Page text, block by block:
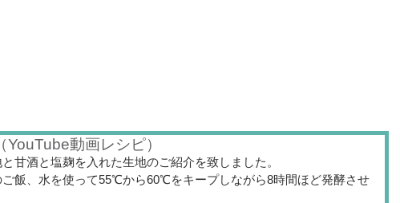
動画レシピ）
甘酒と塩麹を入れた生地のご紹介を致しました。
飯、水を使って55℃から60℃をキープしながら8時間ほど発酵させ